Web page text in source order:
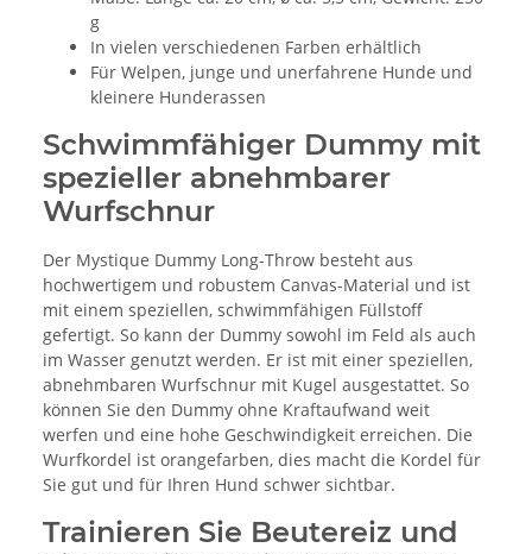
g
In vielen verschiedenen Farben erhältlich
Für Welpen, junge und unerfahrene Hunde und
kleinere Hunderassen
Schwimmfähiger Dummy mit
spezieller abnehmbarer
Wurfschnur
Der Mystique Dummy Long-Throw besteht aus
hochwertigem und robustem Canvas-Material und ist
mit einem speziellen, schwimmfähigen Füllstoff
gefertigt. So kann der Dummy sowohl im Feld als auch
im Wasser genutzt werden. Er ist mit einer speziellen,
abnehmbaren Wurfschnur mit Kugel ausgestattet. So
können Sie den Dummy ohne Kraftaufwand weit
werfen und eine hohe Geschwindigkeit erreichen. Die
Wurfkordel ist orangefarben, dies macht die Kordel für
Sie gut und für Ihren Hund schwer sichtbar.
Trainieren Sie Beutereiz und